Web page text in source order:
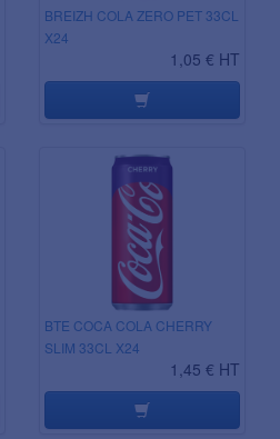
BREIZH COLA ZERO PET 33CL
X24
1,05 € HT
BTE COCA COLA CHERRY
SLIM 33CL X24
1,45 € HT